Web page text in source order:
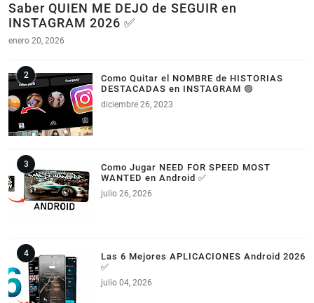
Saber QUIEN ME DEJO de SEGUIR en
INSTAGRAM 2026 ✅
enero 20, 2026
Como Quitar el NOMBRE de HISTORIAS
DESTACADAS en INSTAGRAM 🟣
diciembre 26, 2023
Como Jugar NEED FOR SPEED MOST
WANTED en Android ✅
julio 26, 2026
Las 6 Mejores APLICACIONES Android 2026
✅
julio 04, 2026